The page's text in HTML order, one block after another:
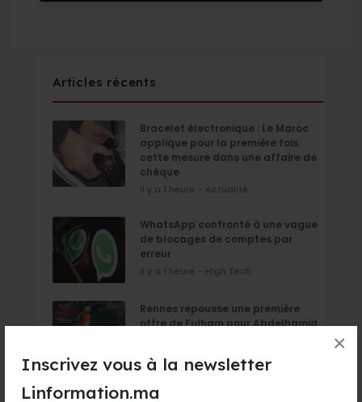
Inscrivez vous à la newsletter
Linformation.ma
×
Articles récents
Bracelet électronique : Le Maroc
applique pour la première fois
cette mesure dans une affaire de
chèque
il y a 1 heure - Actualité
WhatsApp confronté à une vague
de blocages de comptes par
erreur
il y a 1 heure - High Tech
Rennes repousse une première
offre de Fulham pour Abdelhamid
il y a 1 heure - Sport
Législatives : le ministère de